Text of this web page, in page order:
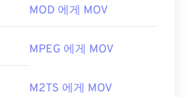
MOD 에게 MOV
MPEG 에게 MOV
M2TS 에게 MOV